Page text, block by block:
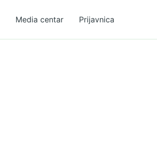
Media centar Prijavnica